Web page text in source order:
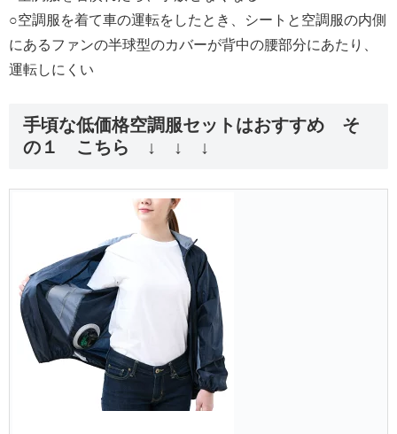
○空調服を着て車の運転をしたとき、シートと空調服の内側
にあるファンの半球型のカバーが背中の腰部分にあたり、
運転しにくい
手頃な低価格空調服セットはおすすめ そ
の１ こちら ↓ ↓ ↓